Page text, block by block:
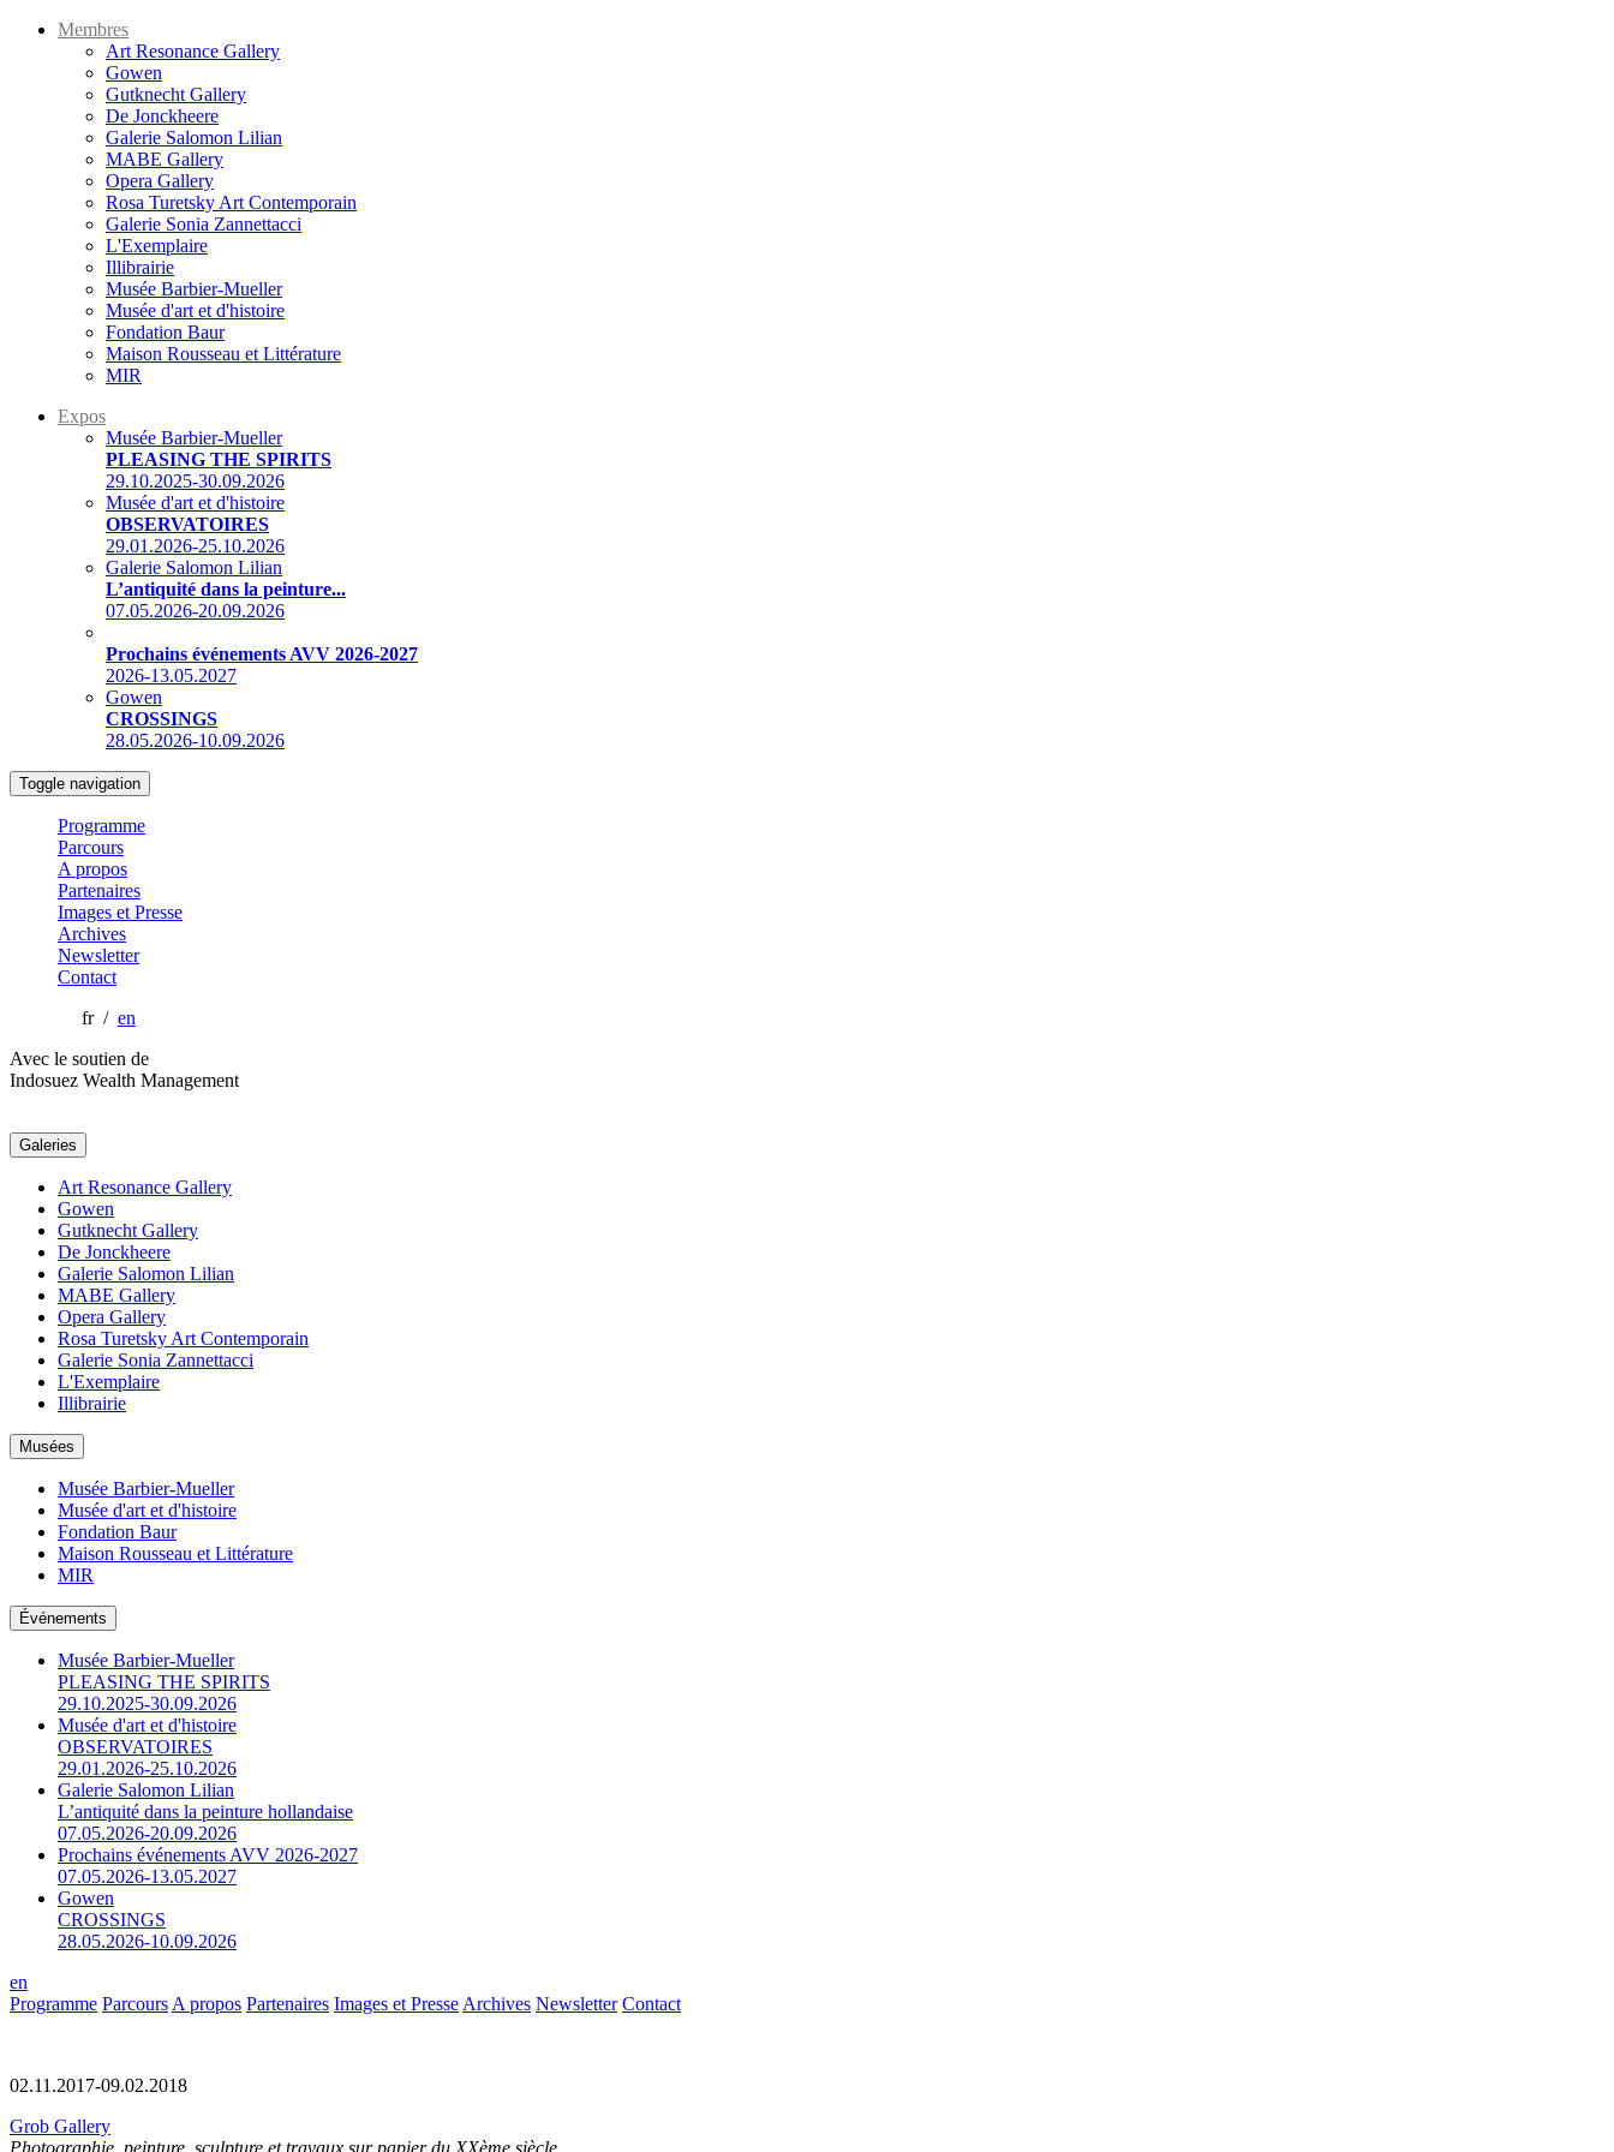
Membres
Art Resonance Gallery
Gowen
Gutknecht Gallery
De Jonckheere
Galerie Salomon Lilian
MABE Gallery
Opera Gallery
Rosa Turetsky Art Contemporain
Galerie Sonia Zannettacci
L'Exemplaire
Illibrairie
Musée Barbier-Mueller
Musée d'art et d'histoire
Fondation Baur
Maison Rousseau et Littérature
MIR
Expos
Musée Barbier-Mueller
PLEASING THE SPIRITS
29.10.2025-30.09.2026
Musée d'art et d'histoire
OBSERVATOIRES
29.01.2026-25.10.2026
Galerie Salomon Lilian
L’antiquité dans la peinture...
07.05.2026-20.09.2026
Prochains événements AVV 2026-2027
2026-13.05.2027
Gowen
CROSSINGS
28.05.2026-10.09.2026
Toggle navigation
Programme
Parcours
A propos
Partenaires
Images et Presse
Archives
Newsletter
Contact
fr / en
Avec le soutien de
Indosuez Wealth Management
Galeries
Art Resonance Gallery
Gowen
Gutknecht Gallery
De Jonckheere
Galerie Salomon Lilian
MABE Gallery
Opera Gallery
Rosa Turetsky Art Contemporain
Galerie Sonia Zannettacci
L'Exemplaire
Illibrairie
Musées
Musée Barbier-Mueller
Musée d'art et d'histoire
Fondation Baur
Maison Rousseau et Littérature
MIR
Événements
Musée Barbier-Mueller
PLEASING THE SPIRITS
29.10.2025-30.09.2026
Musée d'art et d'histoire
OBSERVATOIRES
29.01.2026-25.10.2026
Galerie Salomon Lilian
L’antiquité dans la peinture hollandaise
07.05.2026-20.09.2026
Prochains événements AVV 2026-2027
07.05.2026-13.05.2027
Gowen
CROSSINGS
28.05.2026-10.09.2026
en
Programme Parcours A propos Partenaires Images et Presse Archives Newsletter Contact
02.11.2017-09.02.2018
Grob Gallery
Photographie, peinture, sculpture et travaux sur papier du XXème siècle